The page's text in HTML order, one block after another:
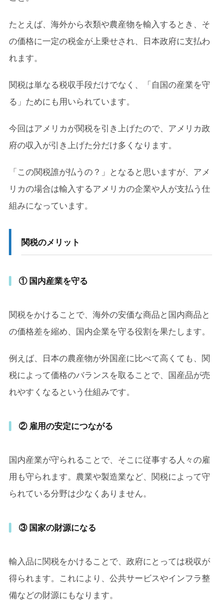
き上げ）
3-4. 4. 最近の物価上昇と関税の関係
4-1. 過去を振り返っても「予想通り」だったことは少
ない
が重要
5-1. 1. 支出の見直しと固定費の削減
5-3. 3. ポイント還元やキャッシュレス決済を活用する
たとえば、海外から衣類や農産物を輸入するとき、そ
の価格に一定の税金が上乗せされ、日本政府に支払わ
れます。
関税は単なる税収手段だけでなく、「自国の産業を守
る」ためにも用いられています。
今回はアメリカが関税を引き上げたので、アメリカ政
府の収入が引き上げた分だけ多くなります。
「この関税誰が払うの？」となると思いますが、アメ
リカの場合は輸入するアメリカの企業や人が支払う仕
組みになっています。
関税のメリット
① 国内産業を守る
関税をかけることで、海外の安価な商品と国内商品と
の価格差を縮め、国内企業を守る役割を果たします。
例えば、日本の農産物が外国産に比べて高くても、関
税によって価格のバランスを取ることで、国産品が売
れやすくなるという仕組みです。
② 雇用の安定につながる
国内産業が守られることで、そこに従事する人々の雇
用も守られます。農業や製造業など、関税によって守
られている分野は少なくありません。
③ 国家の財源になる
輸入品に関税をかけることで、政府にとっては税収が
得られます。これにより、公共サービスやインフラ整
備などの財源にもなります。